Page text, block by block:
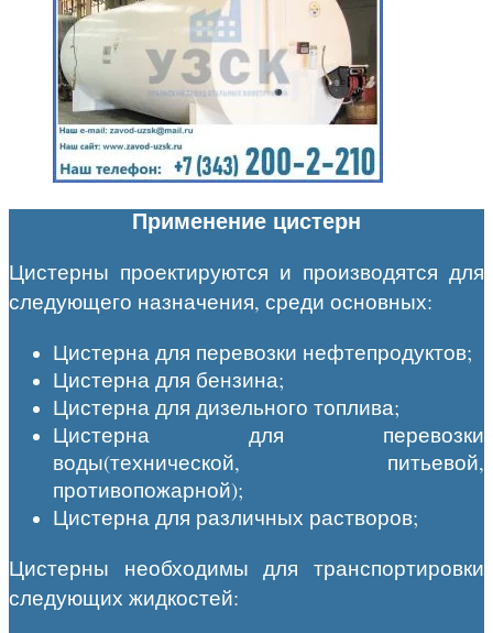
Применение цистерн
Цистерны проектируются и производятся для
следующего назначения, среди основных:
Цистерна для перевозки нефтепродуктов;
Цистерна для бензина;
Цистерна для дизельного топлива;
Цистерна для перевозки
воды(технической, питьевой,
противопожарной);
Цистерна для различных растворов;
Цистерны необходимы для транспортировки
следующих жидкостей: